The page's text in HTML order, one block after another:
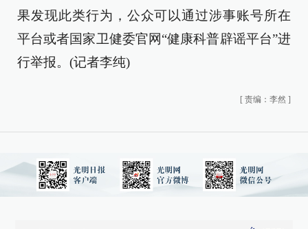
果发现此类行为，公众可以通过涉事账号所在
平台或者国家卫健委官网“健康科普辟谣平台”进
行举报。(记者李纯)
[ 责编：李然 ]